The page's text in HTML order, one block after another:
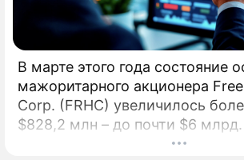
В марте этого года состояние
мажоритарного акционера
Corp. (FRHC) увеличилось
$828,2 млн – до почти $6
способствовал рост акций